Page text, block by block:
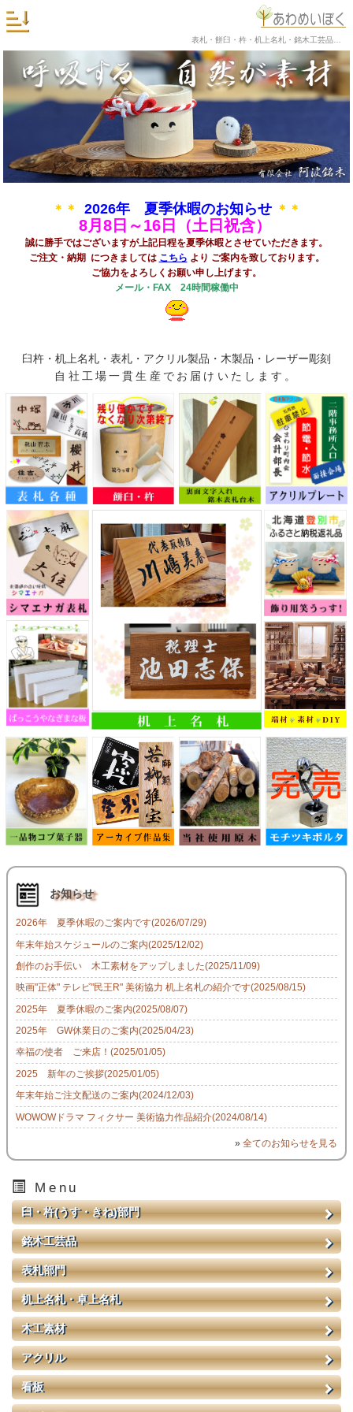
＊＊ 2026年 夏季休暇のお知らせ ＊＊
8月8日～16日（土日祝含）
誠に勝手ではございますが上記日程を夏季休暇とさせていただきます。
ご注文・納期 につきましては こちら より ご案内を致しております。
ご協力をよろしくお願い申し上げます。
メール・FAX 24時間稼働中
臼杵・机上名札・表札・アクリル製品・木製品・レーザー彫刻
自社工場一貫生産でお届けいたします。
お知らせ
2026年 夏季休暇のご案内です(2026/07/29)
年末年始スケジュールのご案内(2025/12/02)
創作のお手伝い 木工素材をアップしました(2025/11/09)
映画"正体" テレビ"民王R" 美術協力 机上名札の紹介です(2025/08/15)
2025年 夏季休暇のご案内(2025/08/07)
2025年 GW休業日のご案内(2025/04/23)
幸福の使者 ご来店！(2025/01/05)
2025 新年のご挨拶(2025/01/05)
年末年始ご注文配送のご案内(2024/12/03)
WOWOWドラマ フィクサー 美術協力作品紹介(2024/08/14)
»全てのお知らせを見る
Menu
臼・杵(うす・きね)部門
銘木工芸品
表札部門
机上名札・卓上名札
木工素材
アクリル
看板